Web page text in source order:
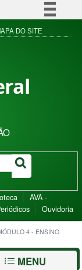
informação
DO SITE
AVA -
Ouvidoria
4 - ENSINO
MENU